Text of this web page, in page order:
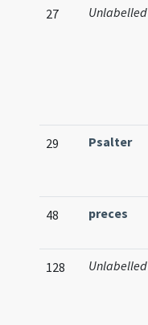
27 Unlabelled
29 Psalter
48 preces
128 Unlabelled